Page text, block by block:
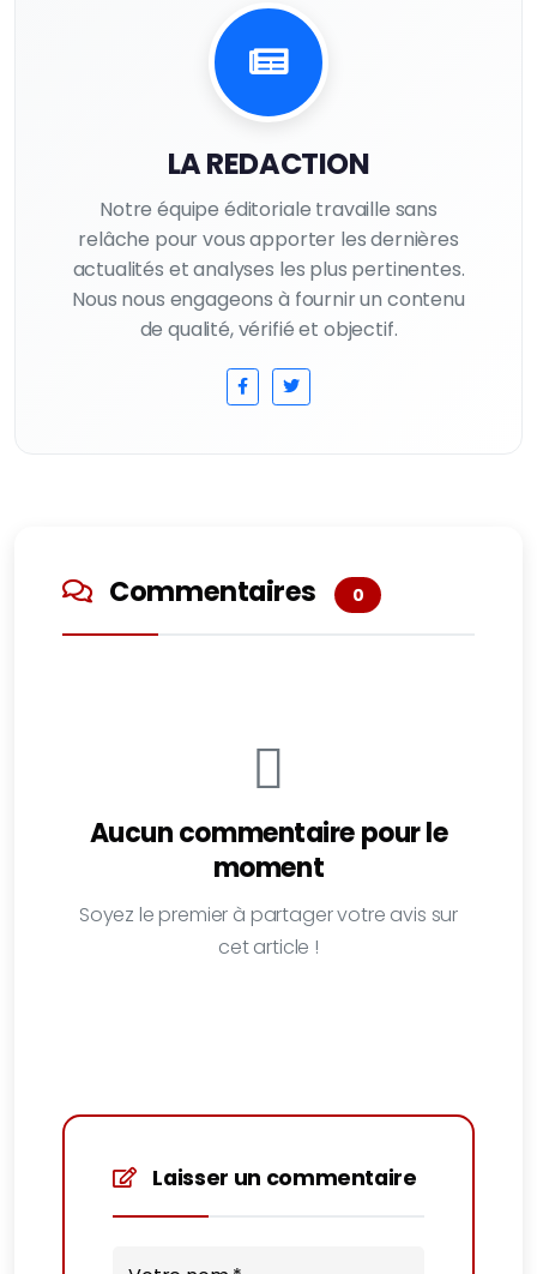
LA REDACTION
Notre équipe éditoriale travaille sans
relâche pour vous apporter les dernières
actualités et analyses les plus pertinentes.
Nous nous engageons à fournir un contenu
de qualité, vérifié et objectif.
Commentaires 0
Aucun commentaire pour le
moment
Soyez le premier à partager votre avis sur
cet article !
Laisser un commentaire